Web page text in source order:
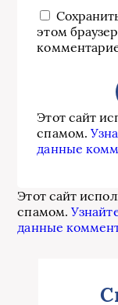
этом
Этот сайт
спамом.
данные
Этот сайт
спамом.
данные